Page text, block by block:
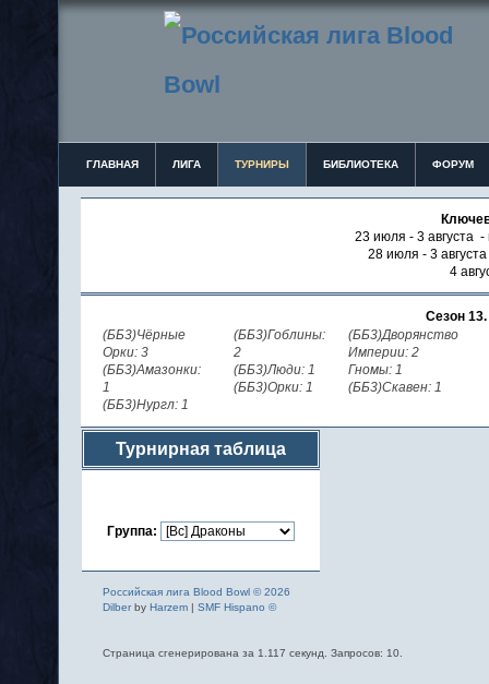
ГЛАВНАЯ ЛИГА ТУРНИРЫ БИБЛИОТЕКА ФОРУМ
23 июля - 3 августа -
28 июля - 3
4
Сезон 13.
(ББ3)Чёрные
Орки: 3
(ББ3)Амазонки:
1
(ББ3)Нургл: 1
(ББ3)Гоблины:
2
(ББ3)Люди: 1
(ББ3)Орки: 1
(ББ3)Дворянство
Империи: 2
Гномы: 1
(ББ3)Скавен: 1
Турнирная таблица
Группа:
Российская лига Blood Bowl © 2026
Dilberby Harzem| SMF Hispano ©
Страница сгенерирована за 1.117 секунд. Запросов: 10.